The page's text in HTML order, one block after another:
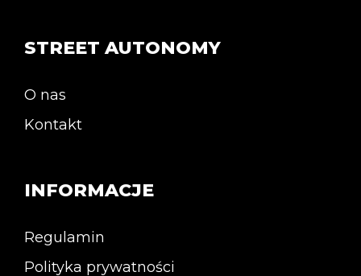
STREET AUTONOMY
O nas
Kontakt
INFORMACJE
Regulamin
Polityka prywatności